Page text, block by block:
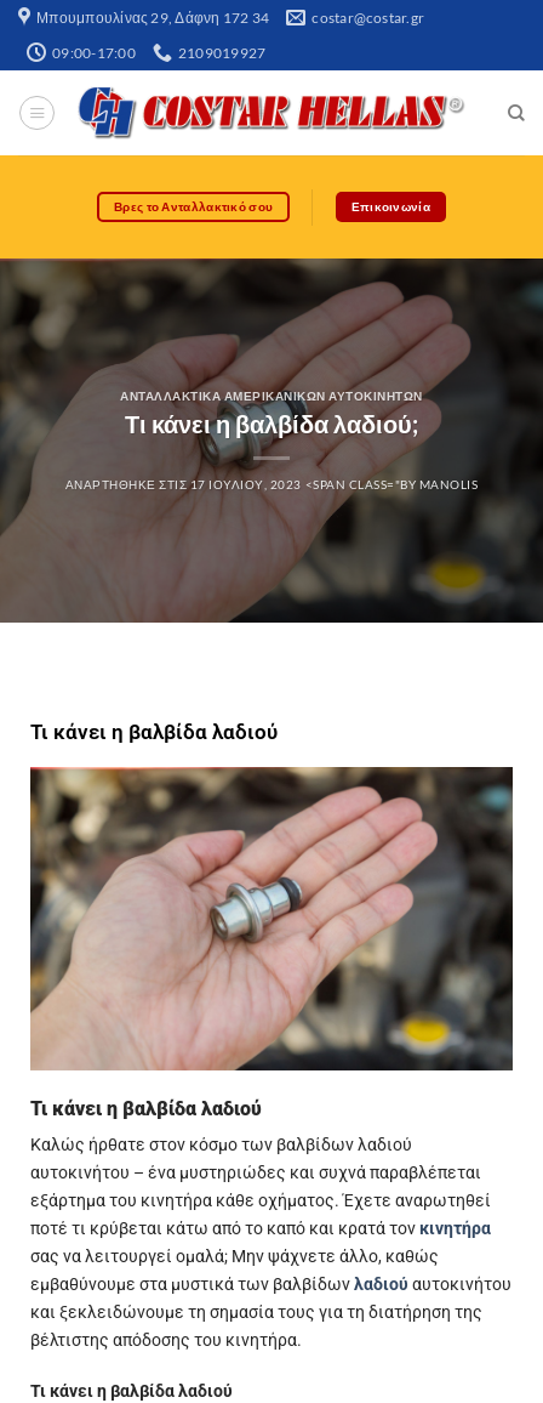
Μπουμπουλίνας 29, Δάφνη 172 34​ costar@costar.gr
09:00-17:00 2109019927
Βρες το Ανταλλακτικό σου Επικοινωνία
ΑΝΤΑΛΛΑΚΤΙΚΆ ΑΜΕΡΙΚΆΝΙΚΩΝ ΑΥΤΟΚΙΝΉΤΩΝ
Τι κάνει η βαλβίδα λαδιού;
ΑΝΑΡΤΉΘΗΚΕ ΣΤΙΣ17 ΙΟΥΛΊΟΥ, 2023 <SPAN CLASS="BY MANOLIS
Τι κάνει η βαλβίδα λαδιού
Τι κάνει η βαλβίδα λαδιού
Καλώς ήρθατε στον κόσμο των βαλβίδων λαδιού
αυτοκινήτου – ένα μυστηριώδες και συχνά παραβλέπεται
εξάρτημα του κινητήρα κάθε οχήματος. Έχετε αναρωτηθεί
ποτέ τι κρύβεται κάτω από το καπό και κρατά τον κινητήρα
σας να λειτουργεί ομαλά; Μην ψάχνετε άλλο, καθώς
εμβαθύνουμε στα μυστικά των βαλβίδωνλαδιού αυτοκινήτου
και ξεκλειδώνουμε τη σημασία τους για τη διατήρηση της
βέλτιστης απόδοσης του κινητήρα.
Τι κάνει η βαλβίδα λαδιού